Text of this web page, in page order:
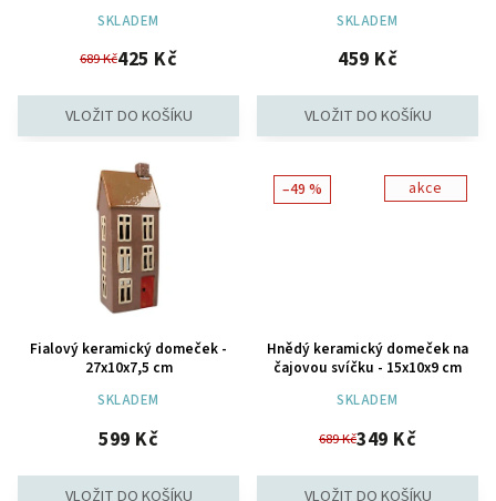
SKLADEM
689 Kč425 Kč
SKLADEM
459 Kč
Fialový keramický domeček -
27x10x7,5 cm
SKLADEM
599 Kč
akce
–49 %
Hnědý keramický domeček na
čajovou svíčku - 15x10x9 cm
SKLADEM
689 Kč349 Kč